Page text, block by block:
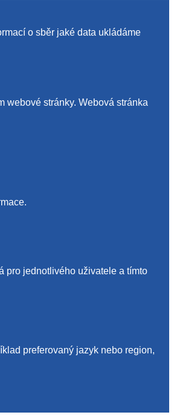
o sběr jaké data ukládáme
webové stránky. Webová stránka
pro jednotlivého uživatele a tímto
preferovaný jazyk nebo region,